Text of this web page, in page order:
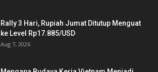
Rally 3 Hari, Rupiah Jumat Ditutup Menguat
ke Level Rp17.885/USD
Aug 7, 2026